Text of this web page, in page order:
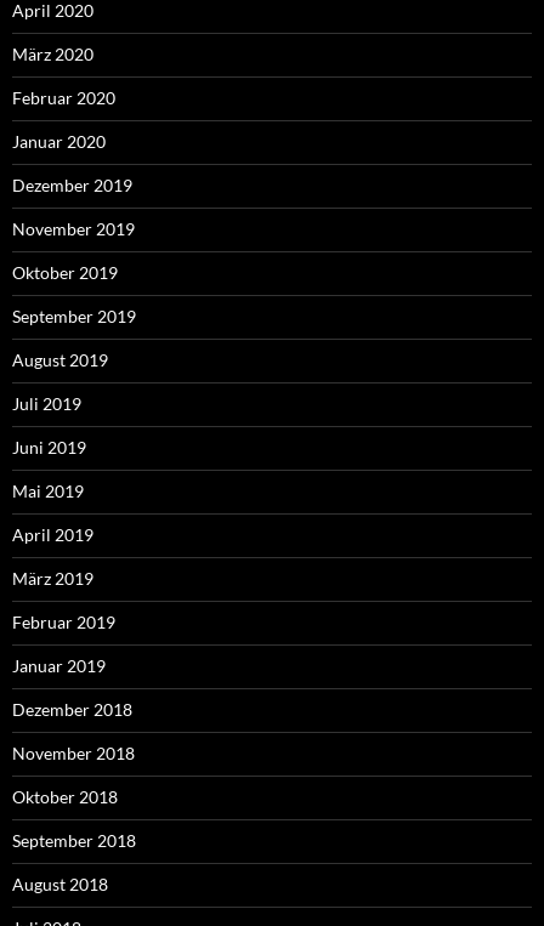
April 2020
März 2020
Februar 2020
Januar 2020
Dezember 2019
November 2019
Oktober 2019
September 2019
August 2019
Juli 2019
Juni 2019
Mai 2019
April 2019
März 2019
Februar 2019
Januar 2019
Dezember 2018
November 2018
Oktober 2018
September 2018
August 2018